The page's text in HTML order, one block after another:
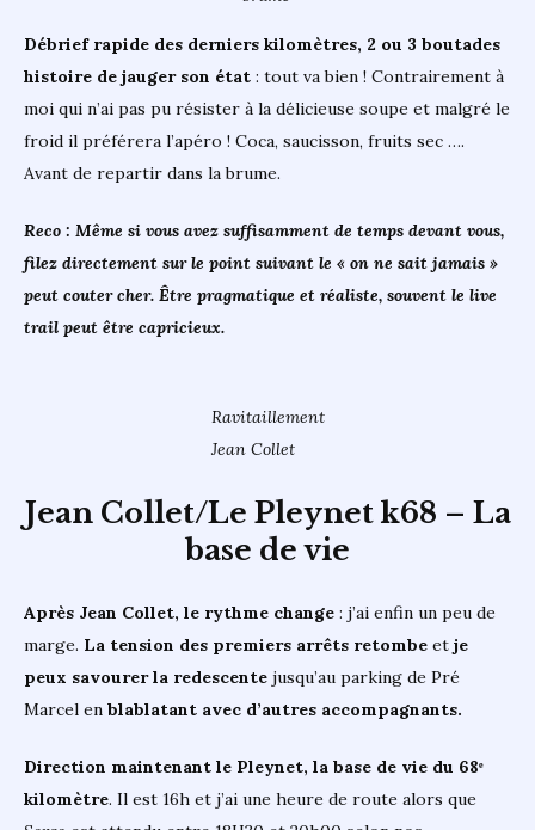
Débrief rapide des derniers kilomètres, 2 ou 3 boutades
histoire de jauger son état : tout va bien ! Contrairement à
moi qui n’ai pas pu résister à la délicieuse soupe et malgré le
froid il préférera l’apéro ! Coca, saucisson, fruits sec ….
Avant de repartir dans la brume.
Reco : Même si vous avez suffisamment de temps devant vous,
filez directement sur le point suivant le « on ne sait jamais »
peut couter cher. Être pragmatique et réaliste, souvent le live
trail peut être capricieux.
Ravitaillement
Jean Collet
Jean Collet/Le Pleynet k68 – La
base de vie
Après Jean Collet, le rythme change : j’ai enfin un peu de
marge. La tension des premiers arrêts retombe et je
peux savourer la redescente jusqu’au parking de Pré
Marcel en blablatant avec d’autres accompagnants.
Direction maintenant le Pleynet, la base de vie du 68ᵉ
kilomètre. Il est 16h et j’ai une heure de route alors que